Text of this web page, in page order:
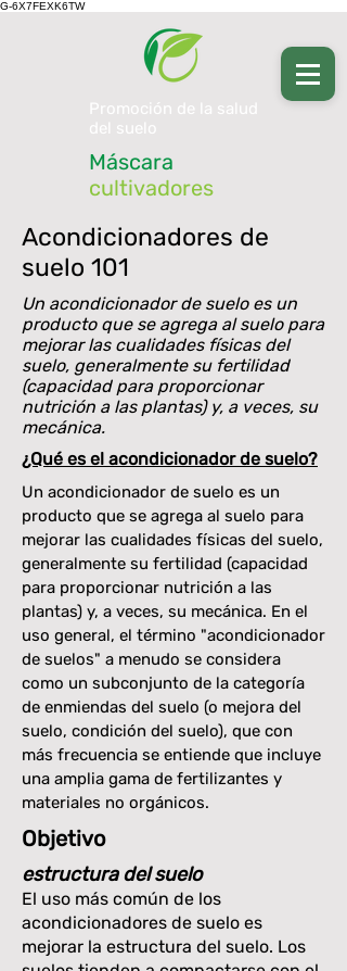
G-6X7FEXK6TW
Promoción de la salud
del suelo
Máscara
cultivadores
Acondicionadores de
suelo 101
Un acondicionador de suelo es un
producto que se agrega al suelo para
mejorar las cualidades físicas del
suelo, generalmente su fertilidad
(capacidad para proporcionar
nutrición a las plantas) y, a veces, su
mecánica.
¿Qué es el acondicionador de suelo?
Un acondicionador de suelo es un
producto que se agrega al suelo para
mejorar las cualidades físicas del suelo,
generalmente su fertilidad (capacidad
para proporcionar nutrición a las
plantas) y, a veces, su mecánica. En el
uso general, el término "acondicionador
de suelos" a menudo se considera
como un subconjunto de la categoría
de enmiendas del suelo (o mejora del
suelo, condición del suelo), que con
más frecuencia se entiende que incluye
una amplia gama de fertilizantes y
materiales no orgánicos.
Objetivo
estructura del suelo
El uso más común de los
acondicionadores de suelo es
mejorar la estructura del suelo. Los